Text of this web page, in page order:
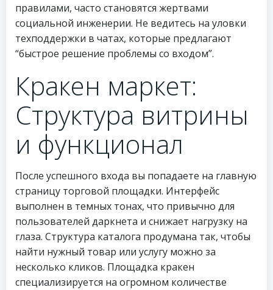
правилами, часто становятся жертвами
социальной инженерии. Не ведитесь на уловки
техподдержки в чатах, которые предлагают
“быстрое решение проблемы со входом”.
Кракен маркет:
Структура витрины
и функционал
После успешного входа вы попадаете на главную
страницу торговой площадки. Интерфейс
выполнен в темных тонах, что привычно для
пользователей даркнета и снижает нагрузку на
глаза. Структура каталога продумана так, чтобы
найти нужный товар или услугу можно за
несколько кликов. Площадка кракен
специализируется на огромном количестве